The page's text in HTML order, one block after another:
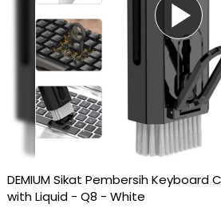
DEMIUM Sikat Pembersih Keyboard
with Liquid - Q8 - White